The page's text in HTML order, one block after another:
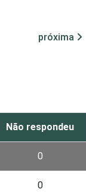
próxima
Não respondeu
0
0